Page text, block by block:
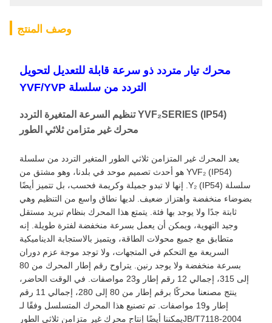
وصف المنتج
محرك تيار متردد ذو سرعة قابلة للتعديل لتحويل
التردد من سلسلة YVF/YVP
YVF₂SERIES (IP54) تنظيم السرعة المتغيرة التردد
محرك غير متزامن ثلاثي الطور
يعد المحرك غير المتزامن ثلاثي الطور المتغير التردد من سلسلة
YVF₂ (IP54) هو أحدث تصميم موحد في بلدنا، وهو مشتق من
سلسلة Y₂ (IP54). إنها لا تبدو جميلة وكريمة فحسب، بل تتميز أيضًا
بضوضاء منخفضة واهتزاز ضعيف. لديها نطاق واسع من التنظيم وهي
ثابتة جدًا ولا يوجد بها فئة. يتمتع هذا المحرك بنظام تبريد مستقل
وجيد التهوية، ويمكن أن يعمل بسرعة منخفضة لفترة طويلة. إنه
متطابق مع جميع محولات الطاقة، ويتميز بالاستجابة الديناميكية
السريعة مع التحكم في المتجهات، ولا توجد موجة عزم دوران
بسرعة منخفضة ولا يوجد رنين. يتراوح رقم إطار المحرك من 80
إلى 315، إجمالي 12 رقم إطار و23 مواصفات. في الوقت الحاضر،
ينتج مصنعنا محركًا برقم إطار من 80 إلى 280، إجمالي 11 رقم
إطار و19 مواصفات. تم تصنيع هذا المحرك المتسلسل وفقًا لـ
JB/T7118-2004يمكننا أيضًا إنتاج محرك غير متزامن ثلاثي الطور